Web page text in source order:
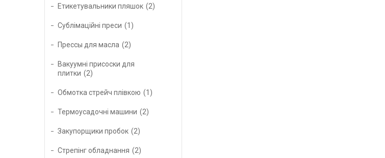
Етикетувальники пляшок 2
Сублімаційні преси 1
Прессы для масла 2
Вакуумні присоски для
плитки
2
Обмотка стрейч плівкою 1
Термоусадочні машини 2
Закупорщики пробок 2
Стрепінг обладнання 2